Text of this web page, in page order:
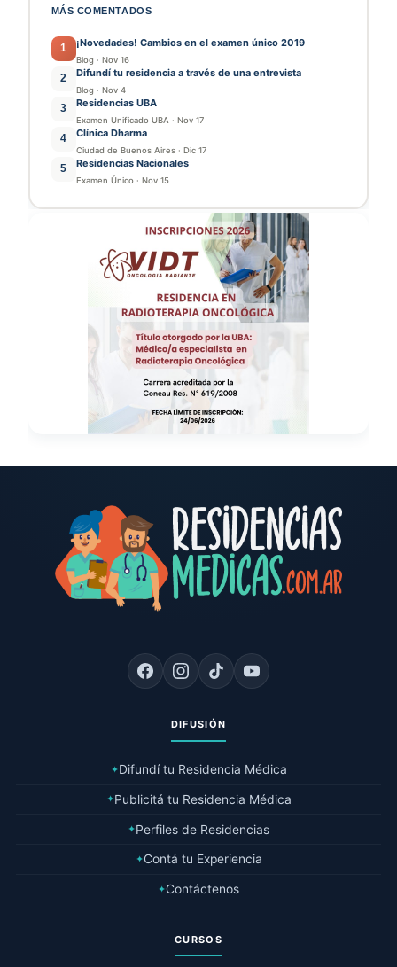
MÁS COMENTADOS
1 ¡Novedades! Cambios en el examen único 2019
Blog · Nov 16
2 Difundí tu residencia a través de una entrevista
Blog · Nov 4
3 Residencias UBA
Examen Unificado UBA · Nov 17
4 Clínica Dharma
Ciudad de Buenos Aires · Dic 17
5 Residencias Nacionales
Examen Único · Nov 15
DIFUSIÓN
✦Difundí tu Residencia Médica
✦Publicitá tu Residencia Médica
✦Perfiles de Residencias
✦Contá tu Experiencia
✦Contáctenos
CURSOS